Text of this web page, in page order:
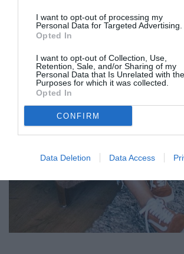
I want to opt-out of processing my
Personal Data for Targeted Advertising.
Opted In
I want to opt-out of Collection, Use,
Retention, Sale, and/or Sharing of my
Personal Data that Is Unrelated with the
Purposes for which it was collected.
Opted In
CONFIRM
Data Deletion Data Access